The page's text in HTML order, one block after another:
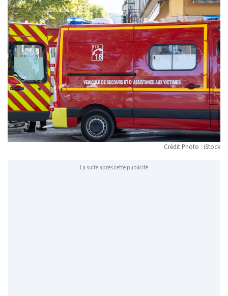
Crédit Photo : iStock
La suite après cette publicité